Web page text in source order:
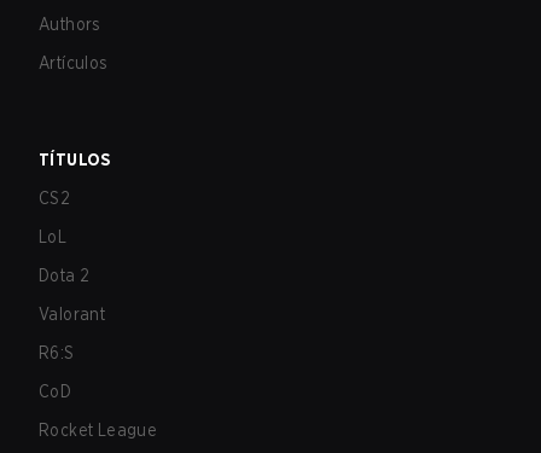
Authors
Artículos
TÍTULOS
CS2
LoL
Dota 2
Valorant
R6:S
CoD
Rocket League